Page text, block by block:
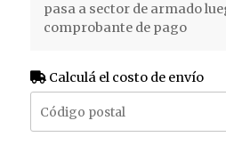
pasa a sector de armado
comprobante de pago
Calculá el costo de envío